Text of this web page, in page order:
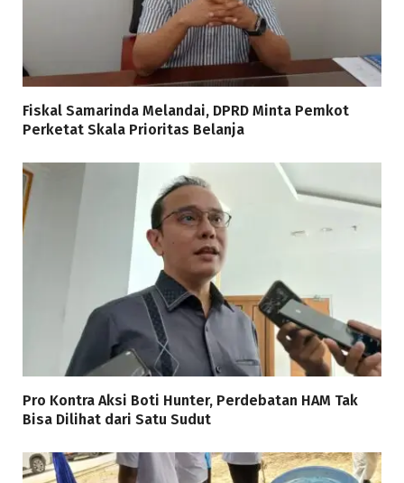
Fiskal Samarinda Melandai, DPRD Minta Pemkot
Perketat Skala Prioritas Belanja
Pro Kontra Aksi Boti Hunter, Perdebatan HAM Tak
Bisa Dilihat dari Satu Sudut